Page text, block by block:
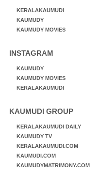
KERALAKAUMUDI
KAUMUDY
KAUMUDY MOVIES
INSTAGRAM
KAUMUDY
KAUMUDY MOVIES
KERALAKAUMUDI
KAUMUDI GROUP
KERALAKAUMUDI DAILY
KAUMUDY TV
KERALAKAUMUDI.COM
KAUMUDI.COM
KAUMUDYMATRIMONY.COM